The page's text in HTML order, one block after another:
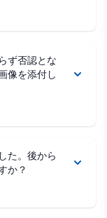
ず否認とな
像を添付し
た。後から
か？